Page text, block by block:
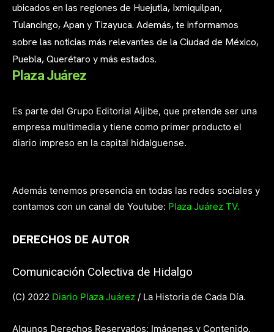
ubicados en las regiones de Huejutla, Ixmiquilpan,
Tulancingo, Apan y Tizayuca. Además, te informamos
sobre las noticias más relevantes de la Ciudad de México,
Puebla, Querétaro y más estados.
Plaza Juárez
Es parte del Grupo Editorial Aljibe, que pretende ser una
empresa multimedia y tiene como primer producto el
diario impreso en la capital hidalguense.
Además tenemos presencia en todas las redes sociales y
contamos con un canal de Youtube: Plaza Juárez TV.
DERECHOS DE AUTOR
Comunicación Colectiva de Hidalgo
(C) 2022 Diario Plaza Juárez / La Historia de Cada Día.
Algunos Derechos Reservados: Imágenes y Contenido.